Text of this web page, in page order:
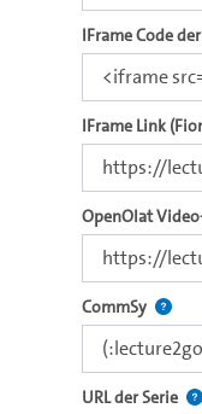
IFrame Code
IFrame Link
OpenOlat
CommSy
URL der Serie